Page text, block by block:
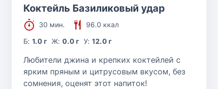
Коктейль Базиликовый удар
30 мин.
96.0 ккал
Б:1.0 г Ж: 0.0 г У: 12.0 г
Любители джина и крепких коктейлей с
ярким пряным и цитрусовым вкусом, без
сомнения, оценят этот напиток!